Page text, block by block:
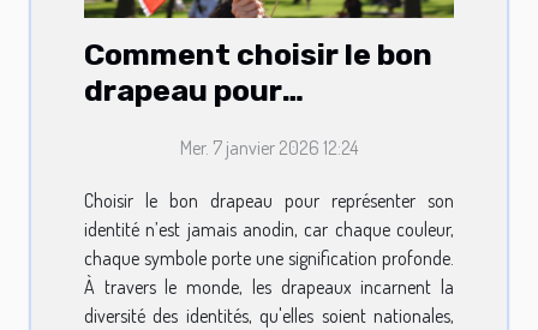
Comment choisir le bon
drapeau pour
identité?Mer. 7 janvier 2026 12:24
Choisir le bon drapeau pour représenter son
identité n’est jamais anodin, car chaque couleur,
chaque symbole porte une signification profonde.
À travers le monde, les drapeaux incarnent la
diversité des identités, qu'elles soient nationales,